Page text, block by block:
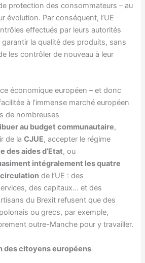
protection des consommateurs – au
évolution. Par conséquent, l’UE
effectués par leurs autorités
la qualité des produits, sans
les contrôler de nouveau à leur
économique européen – et donc
à l’immense marché européen
de nombreuses
au budget communautaire,
de laCJUE, accepter le régime
des aides d’Etat, ou
intégralement les quatre
de l’UE : des
des capitaux… et des
du Brexit refusent que des
ou grecs, par exemple,
outre-Manche pour y travailler.
des citoyens européens